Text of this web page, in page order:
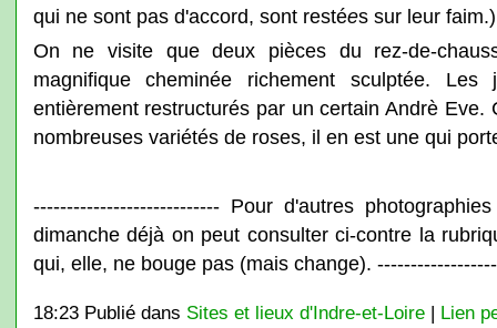
qui ne sont pas d'accord, sont restées sur leur faim.)
On ne visite que deux pièces du rez-de-
magnifique cheminée richement sculptée.
entièrement restructurés par un certain Andrè Eve.
nombreuses variétés de roses, il en est une qui
---------------------------- Pour d'autres
dimanche déjà on peut consulter ci-contre la
qui, elle, ne bouge pas (mais change).
18:23 Publié dans Sites et lieux d'Indre-et-Loire| Lien